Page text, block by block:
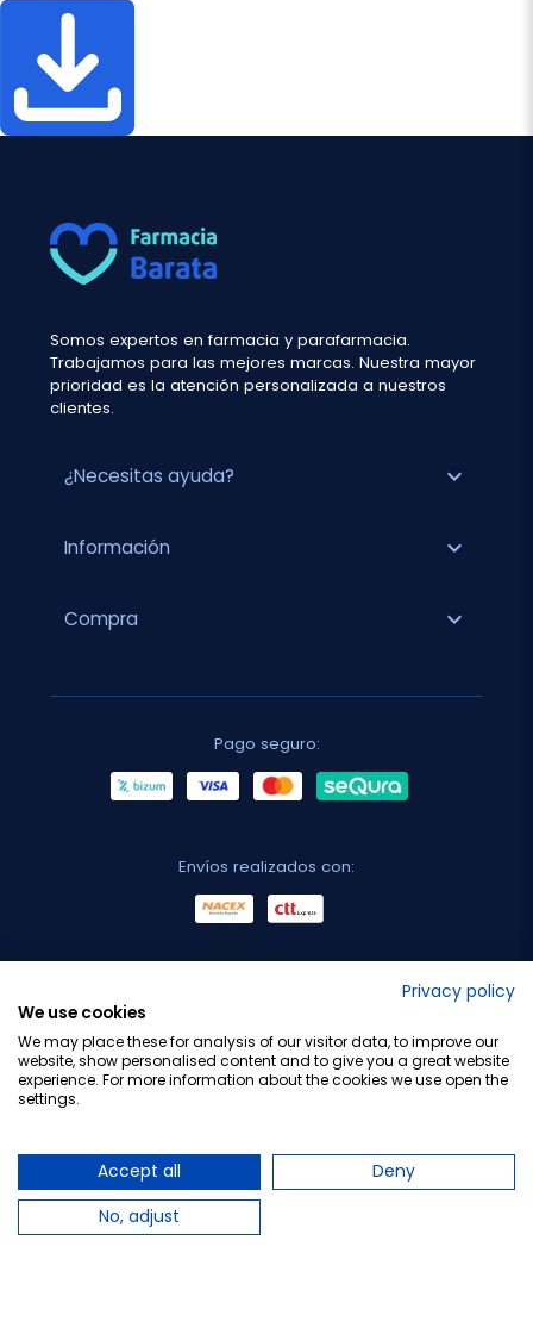
Somos expertos en farmacia y parafarmacia.
Trabajamos para las mejores marcas. Nuestra mayor
prioridad es la atención personalizada a nuestros
clientes.
¿Necesitas ayuda? expand_more
Información expand_more
Compra expand_more
Pago seguro:
Envíos realizados con:
Privacy policy
We use cookies
We may place these for analysis of our visitor data, to improve our
website, show personalised content and to give you a great website
experience. For more information about the cookies we use open the
settings.
Accept all
Deny
No, adjust